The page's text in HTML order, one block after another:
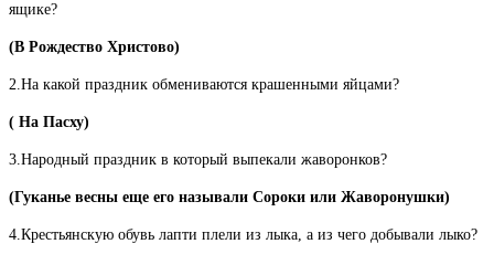
ящике?
(В Рождество Христово)
2.На какой праздник обмениваются крашенными яйцами?
( На Пасху)
3.Народный праздник в который выпекали жаворонков?
(Гуканье весны еще его называли Сороки или Жаворонушки)
4.Крестьянскую обувь лапти плели из лыка, а из чего добывали лыко?